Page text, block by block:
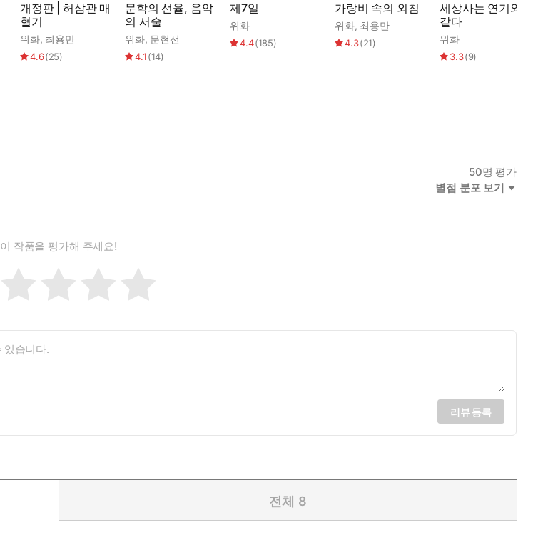
개정판 | 허삼관 매
혈기
위화, 최용만
4.6(25)
문학의 선율, 음악
의 서술
위화, 문현선
4.1(14)
제7일
위화
4.4(185)
가랑비 속의 외침
위화, 최용만
4.3(21)
세상사는 연기와
같다
위화
3.3(9)
50명 평가
별점 분포 보기
이 작품을 평가해 주세요!
리뷰 등록
전체 8